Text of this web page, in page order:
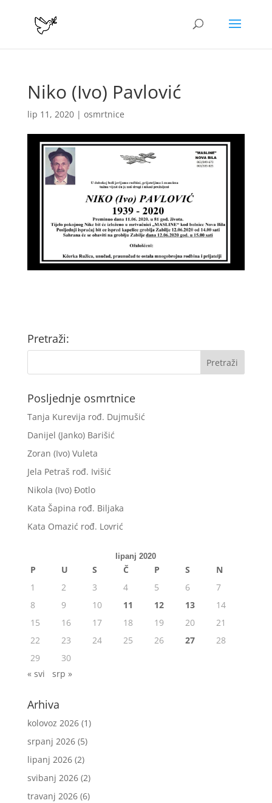
Niko (Ivo) Pavlović
lip 11, 2020| osmrtnice
Pretraži:
Posljednje osmrtnice
Tanja Kurevija rođ. Dujmušić
Danijel (Janko) Barišić
Zoran (Ivo) Vuleta
Jela Petraš rođ. Ivišić
Nikola (Ivo) Đotlo
Kata Šapina rođ. Biljaka
Kata Omazić rođ. Lovrić
lipanj 2020
P U S Č P S
N
1
2 3 4 5 6
7
8
9 10 11 12 13
14
15
16 17 18 19 20
21
22
23 24 25 26 27
28
29
30
« svi
srp »
Arhiva
kolovoz 2026(1)
srpanj 2026(5)
lipanj 2026(2)
svibanj 2026(2)
travanj 2026(6)